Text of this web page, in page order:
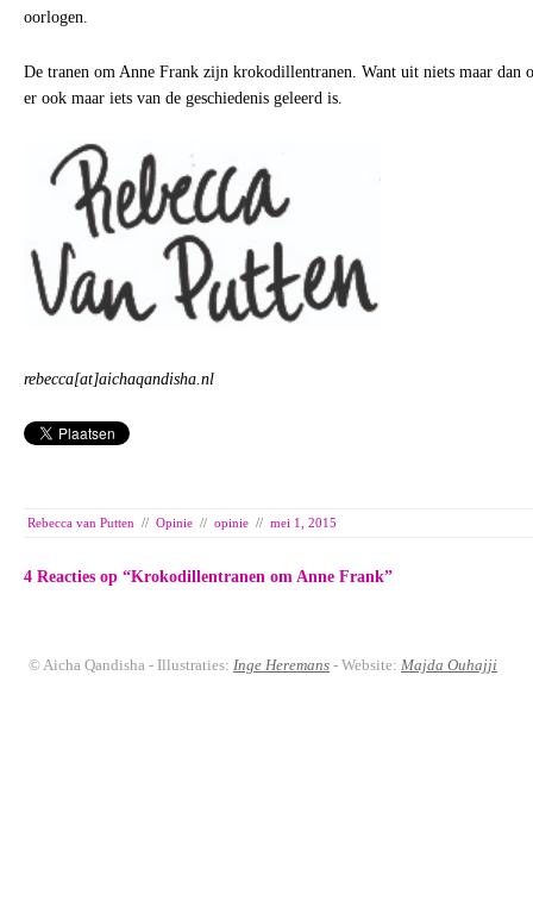
oorlogen.
De tranen om Anne Frank zijn krokodillentranen. Want uit niets maar
er ook maar iets van de geschiedenis geleerd is.
rebecca[at]aichaqandisha.nl
Rebecca van Putten // Opinie // opinie // mei 1, 2015
4 Reacties op “Krokodillentranen om Anne Frank”
© Aicha Qandisha - Illustraties:Inge Heremans - Website:Majda Ouhajji